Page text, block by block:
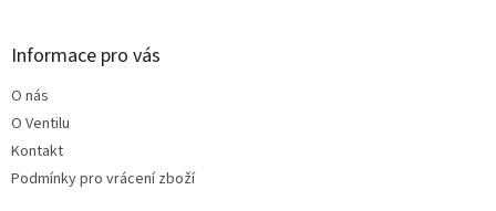
Informace pro vás
O nás
O Ventilu
Kontakt
Podmínky pro vrácení zboží